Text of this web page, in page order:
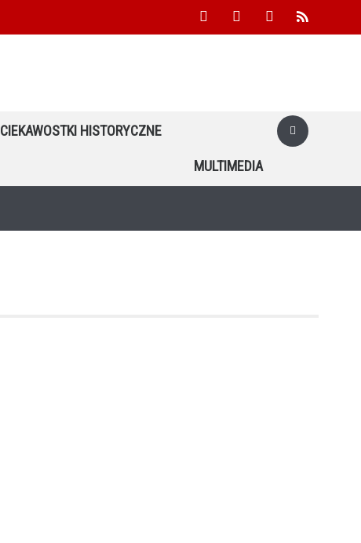
facebookyoutube twitter rss
CIEKAWOSTKI HISTORYCZNE
MULTIMEDIA